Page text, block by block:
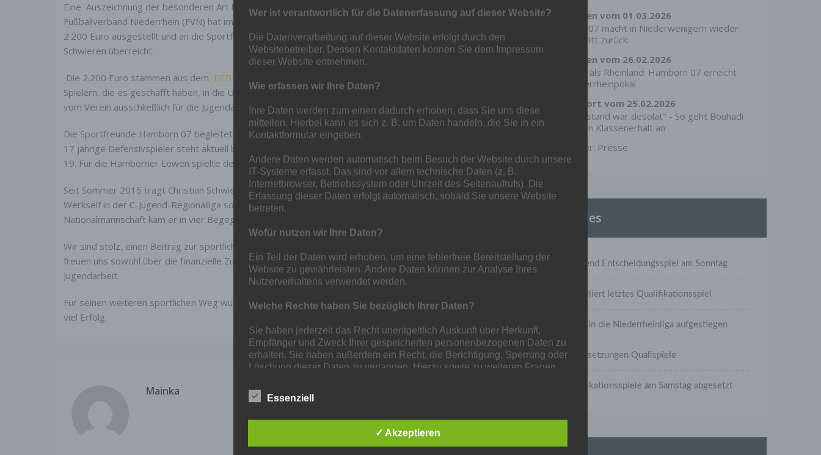
Eine Auszeichnung der besonderen Art konnte 07-Jugendobmann Rudi Meyer nun aktuell vermelden: Der
Fußballverband Niederrhein (FVN) hat im Namen des Deutschen Fußball-Bundes (DFB) einen Scheck über
2.200 Euro ausgestellt und an die Sportfreunde Hamborn 07 als Beitrag für die Ausbildung von Christian
Schwieren überreicht.
Die 2.200 Euro stammen aus dem DFB-Bonussystem
Spielern, die es geschafft haben, in die U-Nationalmannschaften des DFB zu kommen. Die Zuwendung ist
vom Verein ausschließlich für die Jugendarbeit einsetzen.
Die Sportfreunde Hamborn 07 begleiteten Christian Schwieren auf seinem bisherigen Weg nach oben. Der
17 jährige Defensivspieler steht aktuell bei Bayer 04 Leverkusen unter Vertrag und gehört zum Kader der U
19. Für die Hamborner Löwen spielte der gebürtige Duisburger von 2011 bis 2015.
Seit Sommer 2015 trägt Christian Schwieren das Leverkusener Trikot. Hier lief er für den Nachwuchs der
Werkself in der C-Jugend-Regionalliga sowie in der B- und A-Junioren-Bundesliga auf. Für die deutsche U 16-
Nationalmannschaft kam er in vier Begegnungen zum Einsatz.
Wir sind stolz, einen Beitrag zur sportlichen Entwicklung von Christian Schwieren geleistet zu haben,
freuen uns sowohl über die finanzielle Zuwendung als auch die hiermit verbundene Anerkennung unserer
Jugendarbeit.
Für seinen weiteren sportlichen Weg wünschen wir unserem Ex-Löwen Christian Schwieren alles Gute und
viel Erfolg.
Mainka
derWesten vom 01.03.2026
Hamborn 07 macht in Niederwenigern wieder
einen Schritt zurück
derWesten vom 26.02.2026
Effektiver als Rheinland: Hamborn 07 erreicht
den Niederrheinpokal
RevierSport vom 25.02.2026
Fitnesszustand war desolat" - So geht Bouhadi
die Mission Klassenerhalt an
Mehr unter: Presse
Aktuelles
A-Jugend Entscheidungsspiel am Sonntag
C1 verliert letztes Qualifikationsspiel
C1 ist in die Niederrheinliga aufgestiegen
Neuansetzungen Qualispiele
Qualifikationsspiele am Samstag abgesetzt
Wer ist verantwortlich für die Datenerfassung auf dieser Website?
Die Datenverarbeitung auf dieser Website erfolgt durch den
Websitebetreiber. Dessen Kontaktdaten können Sie dem Impressum
dieser Website entnehmen.
Wie erfassen wir Ihre Daten?
Ihre Daten werden zum einen dadurch erhoben, dass Sie uns diese
mitteilen. Hierbei kann es sich z. B. um Daten handeln, die Sie in ein
Kontaktformular eingeben.
Andere Daten werden automatisch beim Besuch der Website durch unsere
IT-Systeme erfasst. Das sind vor allem technische Daten (z. B.
Internetbrowser, Betriebssystem oder Uhrzeit des Seitenaufrufs). Die
Erfassung dieser Daten erfolgt automatisch, sobald Sie unsere Website
betreten.
Wofür nutzen wir Ihre Daten?
Ein Teil der Daten wird erhoben, um eine fehlerfreie Bereitstellung der
Website zu gewährleisten. Andere Daten können zur Analyse Ihres
Nutzerverhaltens verwendet werden.
Welche Rechte haben Sie bezüglich Ihrer Daten?
Sie haben jederzeit das Recht unentgeltlich Auskunft über Herkunft,
Empfänger und Zweck Ihrer gespeicherten personenbezogenen Daten zu
erhalten. Sie haben außerdem ein Recht, die Berichtigung, Sperrung oder
Löschung dieser Daten zu verlangen. Hierzu sowie zu weiteren Fragen
angegebenen Adresse an uns wenden. Des Weiteren steht Ihnen ein
Beschwerderecht bei der zuständigen Aufsichtsbehörde zu.
Allgemeine Hinweise und Pflichtinformationen
Datenschutz
Essenziell
✓ Akzeptieren